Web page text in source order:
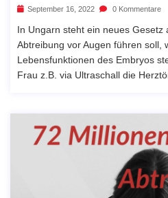
September 16, 2022 0 Kommentare
In Ungarn steht ein neues
Abtreibung vor Augen führen soll,
Lebensfunktionen des Embryos
Frau z.B. via Ultraschall die